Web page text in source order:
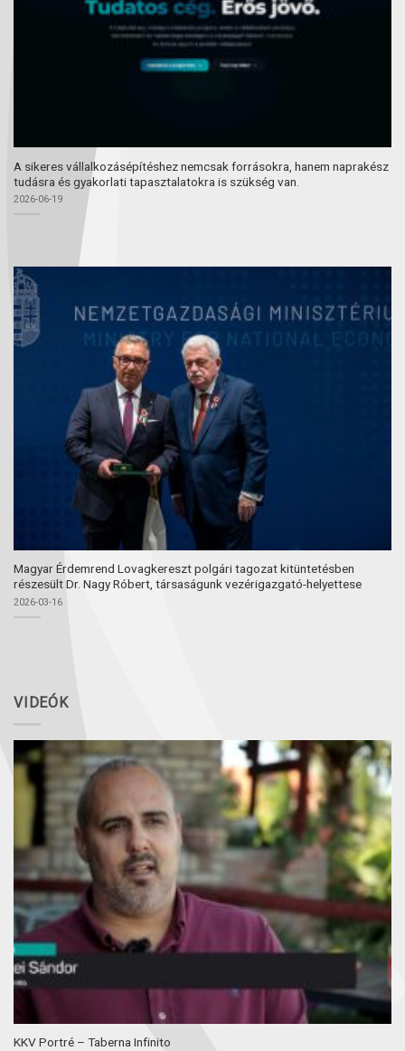
A sikeres vállalkozásépítéshez nemcsak forrásokra, hanem naprakész
tudásra és gyakorlati tapasztalatokra is szükség van.
2026-06-19
Magyar Érdemrend Lovagkereszt polgári tagozat kitüntetésben
részesült Dr. Nagy Róbert, társaságunk vezérigazgató-helyettese
2026-03-16
VIDEÓK
KKV Portré – Taberna Infinito